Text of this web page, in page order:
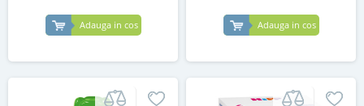
Adauga in cos Adauga in cos